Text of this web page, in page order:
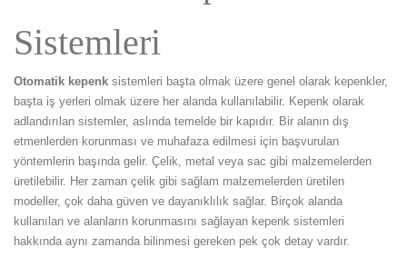
Sistemleri
Otomatik kepenk sistemleri başta olmak üzere genel olarak kepenkler,
başta iş yerleri olmak üzere her alanda kullanılabilir. Kepenk olarak
adlandırılan sistemler, aslında temelde bir kapıdır. Bir alanın dış
etmenlerden korunması ve muhafaza edilmesi için başvurulan
yöntemlerin başında gelir. Çelik, metal veya sac gibi malzemelerden
üretilebilir. Her zaman çelik gibi sağlam malzemelerden üretilen
modeller, çok daha güven ve dayanıklılık sağlar. Birçok alanda
kullanılan ve alanların korunmasını sağlayan kepenk sistemleri
hakkında aynı zamanda bilinmesi gereken pek çok detay vardır.